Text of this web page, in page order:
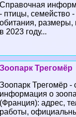
Справочная
- птицы, семейство
обитания,
в 2023 году...
Зоопарк Трегомёр
Зоопарк Трегомёр -
информация о
(Франция): адрес,
работы,